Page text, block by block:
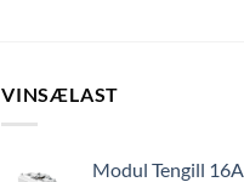
VINSÆLAST
Modul Tengill 16A